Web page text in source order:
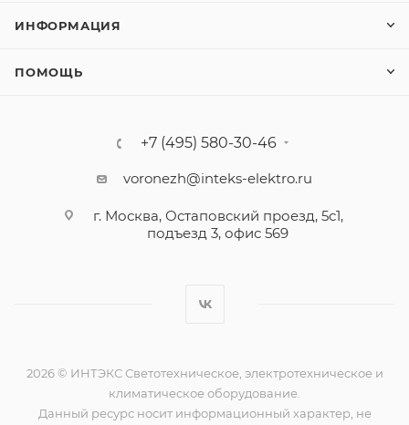
ИНФОРМАЦИЯ
ПОМОЩЬ
+7 (495) 580-30-46
voronezh@inteks-elektro.ru
г. Москва, Остаповский проезд, 5с1,
подъезд 3, офис 569
2026 © ИНТЭКС Светотехническое, электротехническое и
климатическое оборудование.
Данный ресурс носит информационный характер, не